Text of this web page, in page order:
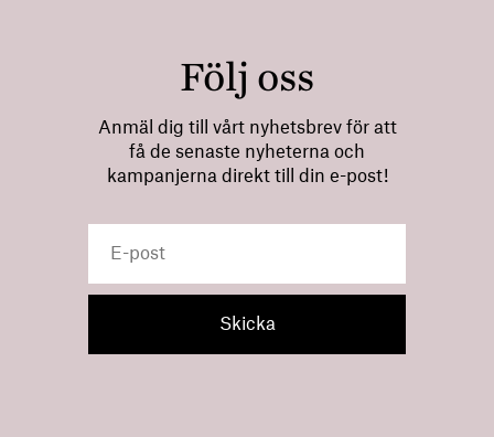
Följ oss
Anmäl dig till vårt nyhetsbrev för att
få de senaste nyheterna och
kampanjerna direkt till din e-post!